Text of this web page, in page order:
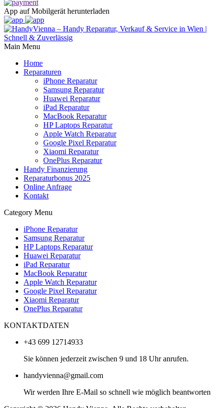
App auf Mobilgerät herunterladen
Main Menu
Home
Reparaturen
iPhone Reparatur
Samsung Reparatur
Huawei Reparatur
iPad Reparatur
MacBook Reparatur
HP Laptops Reparatur
Apple Watch Reparatur
Google Pixel Reparatur
Xiaomi Reparatur
OnePlus Reparatur
Handy Finanzierung
Reparaturbonus 2025
Online Anfrage
Kontakt
Category Menu
iPhone Reparatur
Samsung Reparatur
HP Laptops Reparatur
Huawei Reparatur
iPad Reparatur
MacBook Reparatur
Apple Watch Reparatur
Google Pixel Reparatur
Xiaomi Reparatur
OnePlus Reparatur
KONTAKTDATEN
+43 699 12714933
Sie können jederzeit zwischen 9 und 18 Uhr anrufen.
handyvienna@gmail.com
Wir werden Ihre E-Mail so schnell wie möglich beantworten